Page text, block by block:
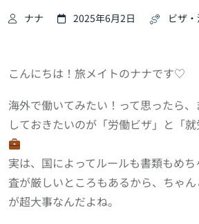
ナナ 2025年6月2日 ビザ
こんにちは！旅メイトのナナです♡
海外で働いてみたい！って思ったら
しておきたいのが「労働ビザ」と「
実は、国によってルールも書類もめ
査が厳しいところもあるから、ちゃ
が超大事なんだよね。